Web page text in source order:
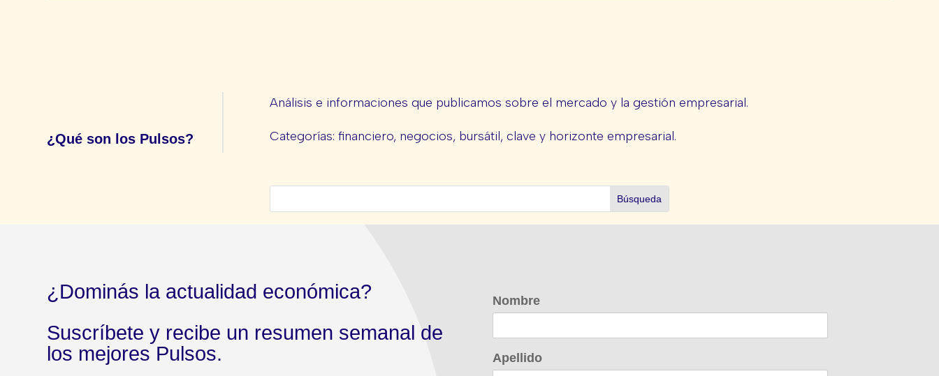
¿Qué son los Pulsos?
Análisis e informaciones que publicamos sobre el mercado y la gestión empresarial.
Categorías: financiero, negocios, bursátil, clave y horizonte empresarial.
¿Dominás la actualidad económica?
Suscríbete y recibe un resumen semanal de
los mejores Pulsos.
Nombre
Apellido